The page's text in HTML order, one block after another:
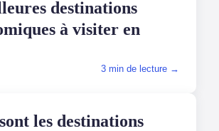
destinations
à visiter en
3 min de lecture →
les destinations